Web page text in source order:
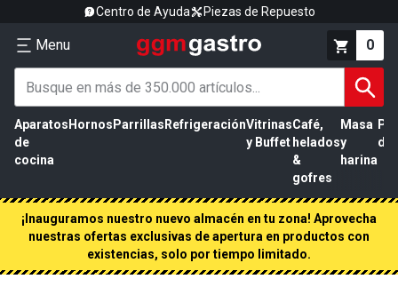
Centro de Ayuda Piezas de Repuesto
Menu 0
Aparatos
de
cocina
Hornos Parrillas RefrigeraciónVitrinas
y Buffet
Café,
helados
&
gofres
Masa
y
harina
de
¡Inauguramos nuestro nuevo almacén en tu zona! Aprovecha
nuestras ofertas exclusivas de apertura en productos con
existencias, solo por tiempo limitado.